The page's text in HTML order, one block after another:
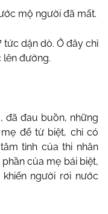
mộ người đã mất.
tức dặn dò. Ở đây chỉ
đường.
đã đau buồn, những
để từ biệt, chỉ có
tình của thi nhân
của mẹ bái biệt,
người rơi nước